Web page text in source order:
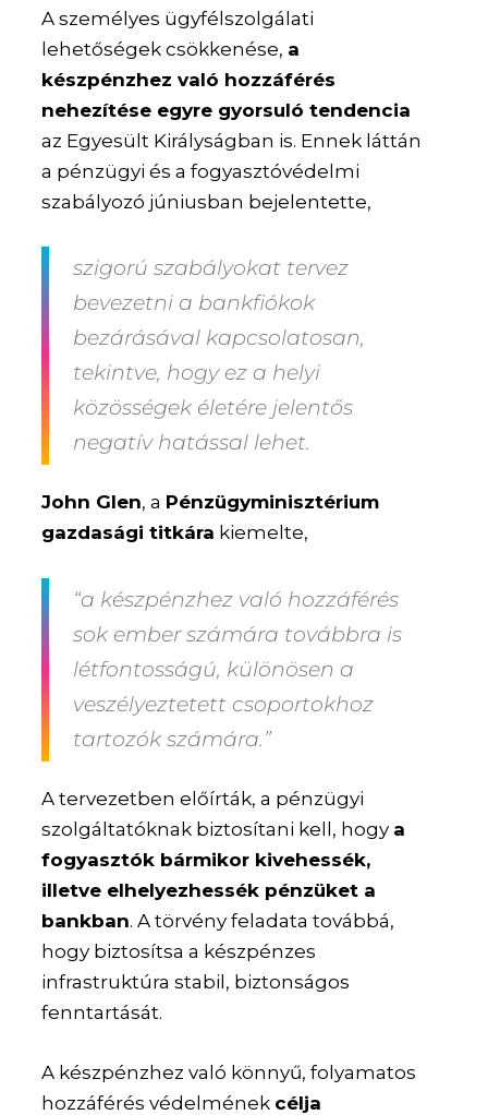
A személyes ügyfélszolgálati
lehetőségek csökkenése, a
készpénzhez való hozzáférés
nehezítése egyre gyorsuló tendencia
az Egyesült Királyságban is. Ennek láttán
a pénzügyi és a fogyasztóvédelmi
szabályozó júniusban bejelentette,
szigorú szabályokat tervez
bevezetni a bankfiókok
bezárásával kapcsolatosan,
tekintve, hogy ez a helyi
közösségek életére jelentős
negatív hatással lehet.
John Glen, a Pénzügyminisztérium
gazdasági titkára kiemelte,
“a készpénzhez való hozzáférés
sok ember számára továbbra is
létfontosságú, különösen a
veszélyeztetett csoportokhoz
tartozók számára.”
A tervezetben előírták, a pénzügyi
szolgáltatóknak biztosítani kell, hogy a
fogyasztók bármikor kivehessék,
illetve elhelyezhessék pénzüket a
bankban. A törvény feladata továbbá,
hogy biztosítsa a készpénzes
infrastruktúra stabil, biztonságos
fenntartását.
A készpénzhez való könnyű, folyamatos
hozzáférés védelmének célja